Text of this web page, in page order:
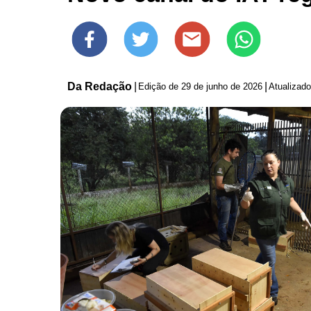
Da Redação Edição de 29 de junho de 2026